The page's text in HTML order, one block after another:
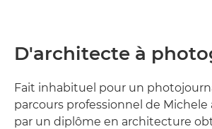
D'architecte à
Fait inhabituel pour un
parcours professionnel de
par un diplôme en architecture